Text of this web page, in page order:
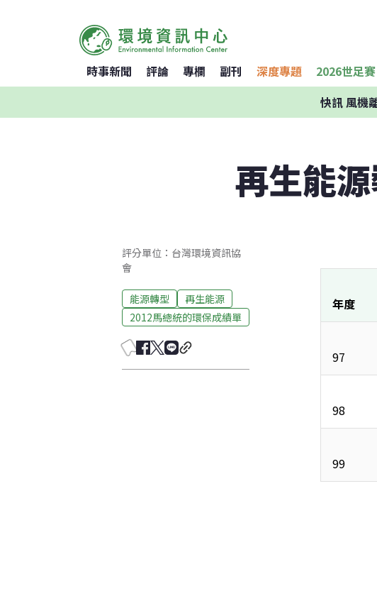
時事新聞 評論 專欄 副刊 深度專題 2026世足賽
快訊風機
再生能
評分單位：台灣環境資訊協
會
能源轉型
再生能源
2012馬總統的環保成績單
年度
97
98
99